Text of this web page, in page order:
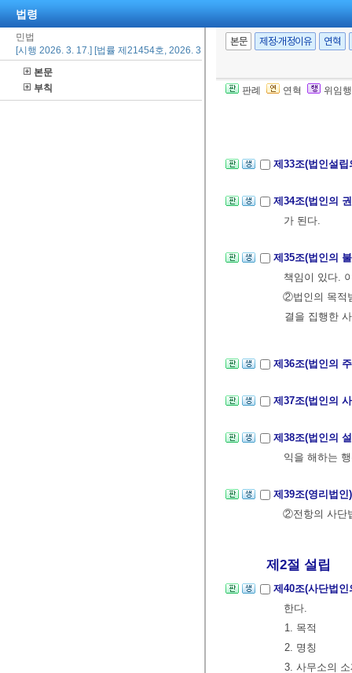
법령
민법
[시행 2026. 3. 17.] [법률 제21454호, 2026. 3. 17., 일부개정]
본문
부칙
본문 제정·개정이유 연혁
판례 연혁 위임
제3장 법인
제1절 총칙
제33조(법인설
제34조(법인의
가 된다.
제35조(법인의
책임이 있다.
②법인의 목적
결을 집행한
제36조(법인의
제37조(법인의
제38조(법인의
익을 해하는
제39조(영리법
②전항의 사단
제2절 설립
제40조(사단법
한다.
1. 목적
2. 명칭
3. 사무소의